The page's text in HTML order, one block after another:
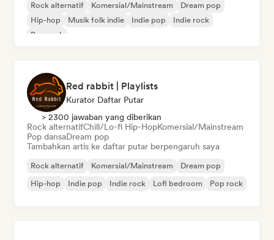
Rock alternatif Komersial/Mainstream
Dream pop
Hip-hop
Musik folk indie Indie pop
Indie rock
Pop rock
Red rabbit | Playlists
Kurator Daftar Putar
> 2300 jawaban yang diberikan
Rock alternatifChill/Lo-fi Hip-HopKomersial/Mainstream
Pop dansaDream pop
Tambahkan artis ke daftar putar berpengaruh saya
Rock alternatif Komersial/Mainstream
Dream pop
Hip-hop
Indie pop Indie rock Lofi bedroom Pop rock